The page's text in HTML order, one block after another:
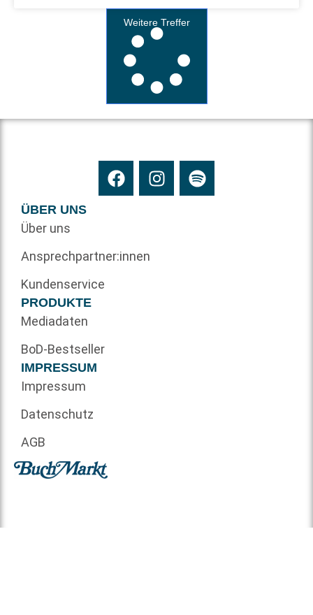
Weitere Treffer
ÜBER UNS
Über uns
Ansprechpartner:innen
Kundenservice
PRODUKTE
Mediadaten
BoD-Bestseller
IMPRESSUM
Impressum
Datenschutz
AGB